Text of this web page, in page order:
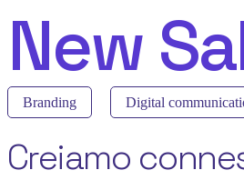
New
Branding Digital
Creiamo